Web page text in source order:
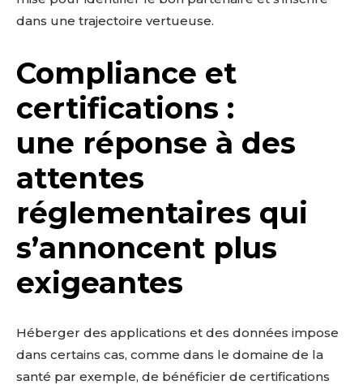
dans une trajectoire vertueuse.
Compliance et
certifications :
une réponse à des
attentes
réglementaires qui
s’annoncent plus
exigeantes
Héberger des applications et des données impose
dans certains cas, comme dans le domaine de la
santé par exemple, de bénéficier de certifications